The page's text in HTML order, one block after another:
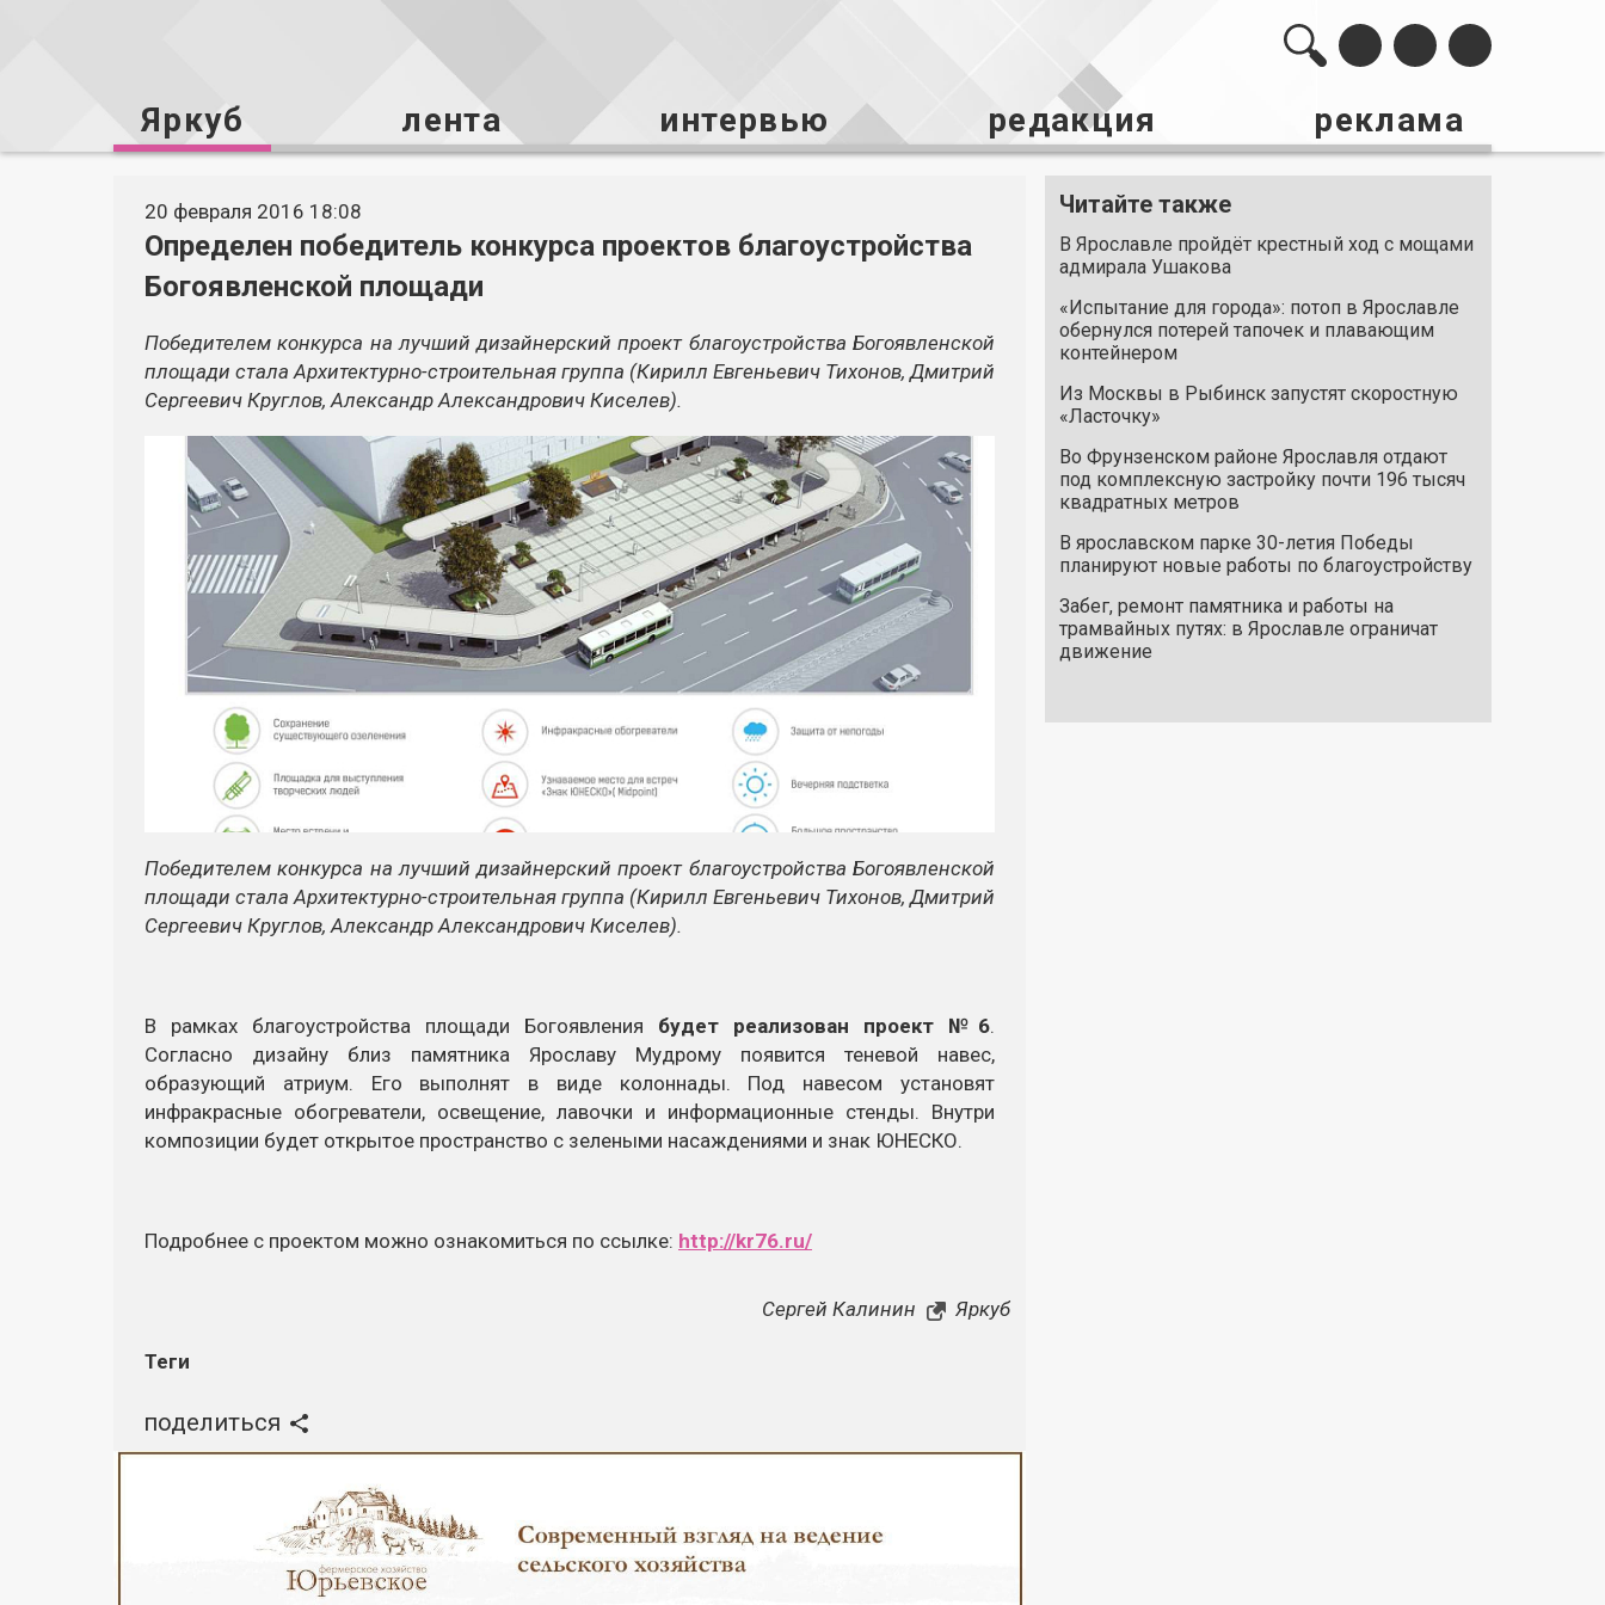
Яркуб лента интервью редакция реклама
20 февраля 2016 18:08
Определен победитель конкурса проектов благоустройства
Богоявленской площади
Победителем конкурса на лучший дизайнерский проект благоустройства Богоявленской
площади стала Архитектурно-строительная группа (Кирилл Евгеньевич Тихонов, Дмитрий
Сергеевич Круглов, Александр Александрович Киселев).
Победителем конкурса на лучший дизайнерский проект благоустройства Богоявленской
площади стала Архитектурно-строительная группа (Кирилл Евгеньевич Тихонов, Дмитрий
Сергеевич Круглов, Александр Александрович Киселев).
В рамках благоустройства площади Богоявления будет реализован проект №6.
Согласно дизайну близ памятника Ярославу Мудрому появится теневой навес,
образующий атриум. Его выполнят в виде колоннады. Под навесом установят
инфракрасные обогреватели, освещение, лавочки и информационные стенды. Внутри
композиции будет открытое пространство с зелеными насаждениями и знак ЮНЕСКО.
Подробнее с проектом можно ознакомиться по ссылке: http://kr76.ru/​
Сергей Калинин Яркуб
Теги
поделиться
Читайте также
В Ярославле пройдёт крестный ход с мощами
адмирала Ушакова
«Испытание для города»: потоп в Ярославле
обернулся потерей тапочек и плавающим
контейнером
Из Москвы в Рыбинск запустят скоростную
«Ласточку»
Во Фрунзенском районе Ярославля отдают
под комплексную застройку почти 196 тысяч
квадратных метров
В ярославском парке 30-летия Победы
планируют новые работы по благоустройству
Забег, ремонт памятника и работы на
трамвайных путях: в Ярославле ограничат
движение